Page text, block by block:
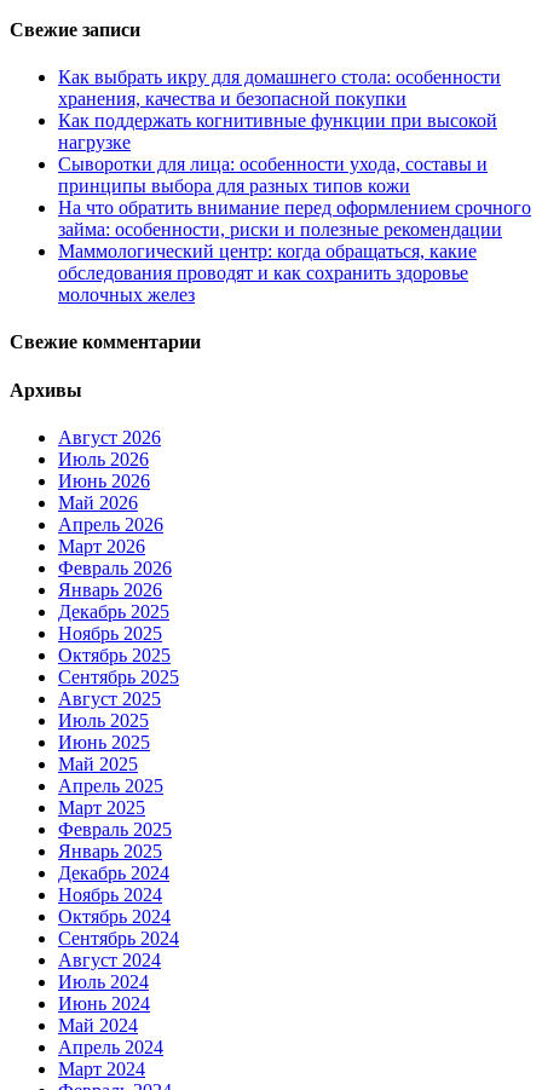
Свежие записи
Как выбрать икру для домашнего стола: особенности
хранения, качества и безопасной покупки
Как поддержать когнитивные функции при высокой
нагрузке
Сыворотки для лица: особенности ухода, составы и
принципы выбора для разных типов кожи
На что обратить внимание перед оформлением срочного
займа: особенности, риски и полезные рекомендации
Маммологический центр: когда обращаться, какие
обследования проводят и как сохранить здоровье
молочных желез
Свежие комментарии
Архивы
Август 2026
Июль 2026
Июнь 2026
Май 2026
Апрель 2026
Март 2026
Февраль 2026
Январь 2026
Декабрь 2025
Ноябрь 2025
Октябрь 2025
Сентябрь 2025
Август 2025
Июль 2025
Июнь 2025
Май 2025
Апрель 2025
Март 2025
Февраль 2025
Январь 2025
Декабрь 2024
Ноябрь 2024
Октябрь 2024
Сентябрь 2024
Август 2024
Июль 2024
Июнь 2024
Май 2024
Апрель 2024
Март 2024